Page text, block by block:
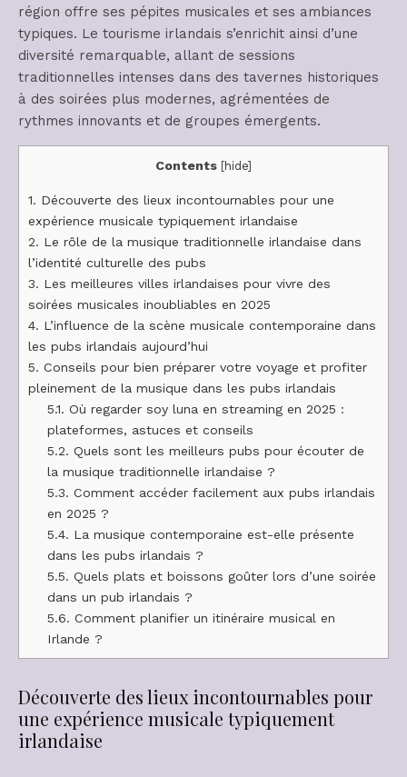
région offre ses pépites musicales et ses ambiances
typiques. Le tourisme irlandais s’enrichit ainsi d’une
diversité remarquable, allant de sessions
traditionnelles intenses dans des tavernes historiques
à des soirées plus modernes, agrémentées de
rythmes innovants et de groupes émergents.
Contents [hide]
1. Découverte des lieux incontournables pour une
expérience musicale typiquement irlandaise
2. Le rôle de la musique traditionnelle irlandaise dans
l’identité culturelle des pubs
3. Les meilleures villes irlandaises pour vivre des
soirées musicales inoubliables en 2025
4. L’influence de la scène musicale contemporaine dans
les pubs irlandais aujourd’hui
5. Conseils pour bien préparer votre voyage et profiter
pleinement de la musique dans les pubs irlandais
5.1. Où regarder soy luna en streaming en 2025 :
plateformes, astuces et conseils
5.2. Quels sont les meilleurs pubs pour écouter de
la musique traditionnelle irlandaise ?
5.3. Comment accéder facilement aux pubs irlandais
en 2025 ?
5.4. La musique contemporaine est-elle présente
dans les pubs irlandais ?
5.5. Quels plats et boissons goûter lors d’une soirée
dans un pub irlandais ?
5.6. Comment planifier un itinéraire musical en
Irlande ?
Découverte des lieux incontournables pour
une expérience musicale typiquement
irlandaise